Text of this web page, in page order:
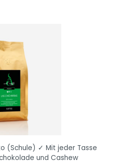
(Schule) ✓ Mit jeder Tasse
und Cashew